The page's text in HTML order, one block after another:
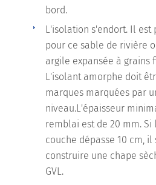
bord.
L'isolation s'endort. Il
pour ce sable de rivière
argile expansée à grains
L'isolant amorphe doit
marques marquées par
niveau.L'épaisseur
remblai est de 20 mm. Si
couche dépasse 10 cm,
construire une chape
GVL.